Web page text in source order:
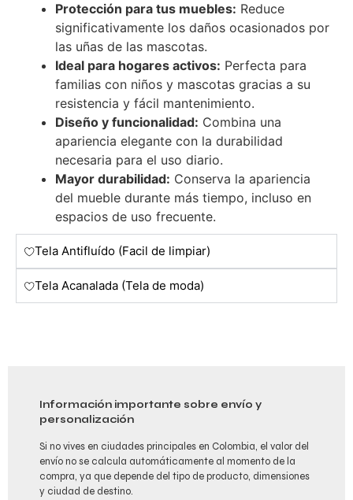
Protección para tus muebles: Reduce
significativamente los daños ocasionados por
las uñas de las mascotas.
Ideal para hogares activos: Perfecta para
familias con niños y mascotas gracias a su
resistencia y fácil mantenimiento.
Diseño y funcionalidad: Combina una
apariencia elegante con la durabilidad
necesaria para el uso diario.
Mayor durabilidad: Conserva la apariencia
del mueble durante más tiempo, incluso en
espacios de uso frecuente.
Tela Antifluído (Facil de limpiar)
Tela Acanalada (Tela de moda)
Información importante sobre envío y
personalización
Si no vives en ciudades principales en Colombia, el valor del
envío no se calcula automáticamente al momento de la
compra, ya que depende del tipo de producto, dimensiones
y ciudad de destino.